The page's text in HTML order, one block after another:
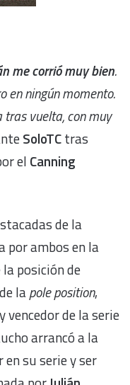
me corrió muy bien.
en ningún momento.
vuelta, con muy
SoloTCtras
el Canning
de la
por ambos en la
posición de
lapole position,
vencedor de la serie
arrancó a la
en su serie y ser